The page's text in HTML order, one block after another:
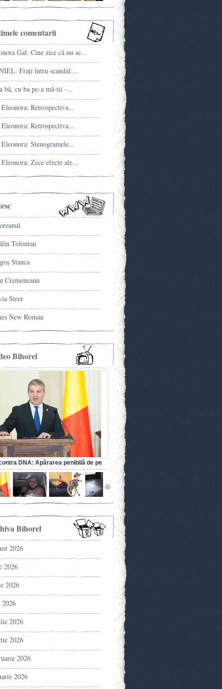
comentarii
Gal: Cine zice că nu se...
Fraţi întru scandal:...
bă, cu ba pe-a mă-tii -...
Retrospectiva...
Retrospectiva...
Stenogramele...
Zece efecte ale...
Tolontan
Stanca
Cremeneanu
Steer
New Roman
Bihorel
DNA: Apărarea penibilă de pe
fostului ministru al Sănătății (VIDEO)
Bihorel
2026
2026
2026
2026
2026
2026
2026